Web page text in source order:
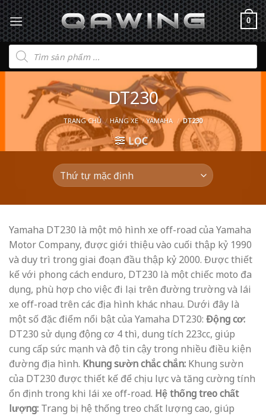
0
Tìm
kiếm
sản
phẩm
DT230
TRANG CHỦ / HÃNG XE / YAMAHA / DT230
LỌC
Yamaha DT230 là một mô hình xe off-road của Yamaha
Motor Company, được giới thiệu vào cuối thập kỷ 1990
và duy trì trong giai đoạn đầu thập kỷ 2000. Được thiết
kế với phong cách enduro, DT230 là một chiếc moto đa
dụng, phù hợp cho việc đi lại trên đường trường và lái
xe off-road trên các địa hình khác nhau. Dưới đây là
một số đặc điểm nổi bật của Yamaha DT230: Động cơ:
DT230 sử dụng động cơ 4 thì, dung tích 223cc, giúp
cung cấp sức mạnh và độ tin cậy trong nhiều điều kiện
đường địa hình. Khung sườn chắc chắn: Khung sườn
của DT230 được thiết kế để chịu lực và tăng cường tính
ổn định trong khi lái xe off-road. Hệ thống treo chất
lượng: Trang bị hệ thống treo chất lượng cao, giúp